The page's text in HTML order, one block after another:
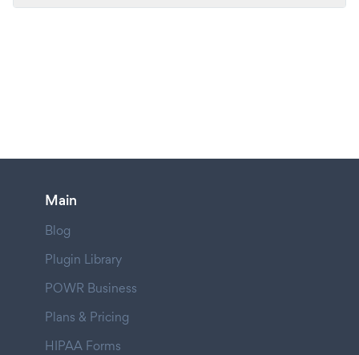
Main
Blog
Plugin Library
POWR Business
Plans & Pricing
HIPAA Forms